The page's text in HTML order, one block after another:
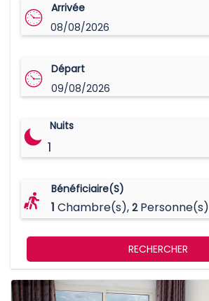
Arrivée
08/08/2026
Départ
09/08/2026
Nuits
1
Bénéficiaire(s)
1 Chambre(s), 2 Personne(s)
RECHERCHER